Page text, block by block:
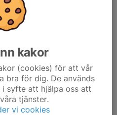
kakor
(cookies) för att vår
bra för dig. De används
syfte att hjälpa oss att
tjänster.
vi cookies